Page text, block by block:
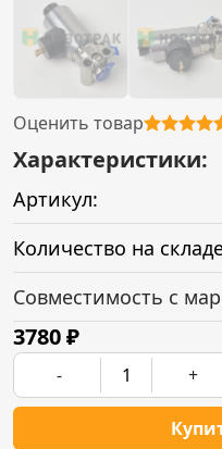
Оценить товар
Характеристики:
Артикул:
Количество на
Совместимость с
3780₽
- +